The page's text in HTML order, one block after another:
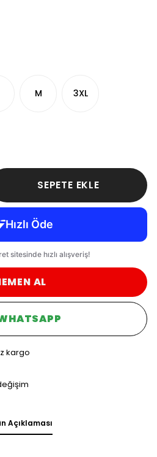
M 3XL
SEPETE EKLE
AL
kargo
Açıklaması